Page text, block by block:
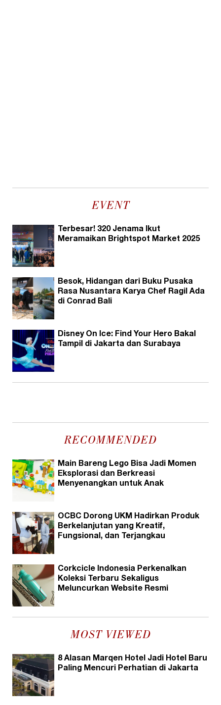
EVENT
Terbesar! 320 Jenama Ikut
Meramaikan Brightspot Market 2025
Besok, Hidangan dari Buku Pusaka
Rasa Nusantara Karya Chef Ragil Ada
di Conrad Bali
Disney On Ice: Find Your Hero Bakal
Tampil di Jakarta dan Surabaya
RECOMMENDED
Main Bareng Lego Bisa Jadi Momen
Eksplorasi dan Berkreasi
Menyenangkan untuk Anak
OCBC Dorong UKM Hadirkan Produk
Berkelanjutan yang Kreatif,
Fungsional, dan Terjangkau
Corkcicle Indonesia Perkenalkan
Koleksi Terbaru Sekaligus
Meluncurkan Website Resmi
MOST VIEWED
8 Alasan Marqen Hotel Jadi Hotel Baru
Paling Mencuri Perhatian di Jakarta